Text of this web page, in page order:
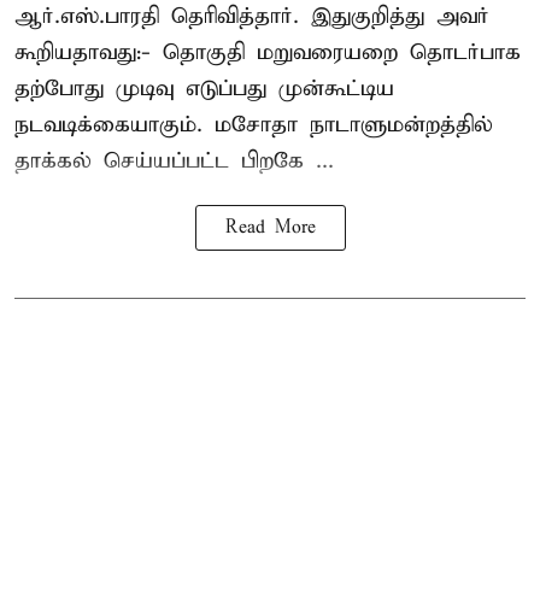
ஆர்.எஸ்.பாரதி தெரிவித்தார். இதுகுறித்து அவர்
கூறியதாவது:- தொகுதி மறுவரையறை தொடர்பாக
தற்போது முடிவு எடுப்பது முன்கூட்டிய
நடவடிக்கையாகும். மசோதா நாடாளுமன்றத்தில்
தாக்கல் செய்யப்பட்ட பிறகே ...
Read More